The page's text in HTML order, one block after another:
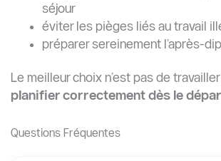
séjour
éviter les pièges liés au travail
préparer sereinement l’après-
Le meilleur choix n’est pas de travailler
planifier correctement dès le
Questions Fréquentes